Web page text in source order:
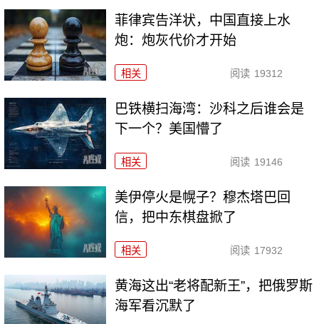
菲律宾告洋状，中国直接上水
炮：炮灰代价才开始
相关 阅读 19312
巴铁横扫海湾：沙科之后谁会是
下一个？美国懵了
相关 阅读 19146
美伊停火是幌子？穆杰塔巴回
信，把中东棋盘掀了
相关 阅读 17932
黄海这出“老将配新王”，把俄罗斯
海军看沉默了